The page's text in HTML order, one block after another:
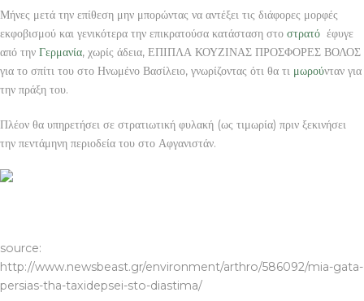
Μήνες μετά την επίθεση μην μπορώντας να αντέξει τις διάφορες μορφές
εκφοβισμού και γενικότερα την επικρατούσα κατάσταση στο στρατό έφυγε
από την Γερμανία, χωρίς άδεια, ΕΠΙΠΛΑ ΚΟΥΖΙΝΑΣ ΠΡΟΣΦΟΡΕΣ ΒΟΛΟΣ
για το σπίτι του στο Ηνωμένο Βασίλειο, γνωρίζοντας ότι θα τι μωρούνταν για
την πράξη του.
Πλέον θα υπηρετήσει σε στρατιωτική φυλακή (ως τιμωρία) πριν ξεκινήσει
την πεντάμηνη περιοδεία του στο Αφγανιστάν.
source:
http://www.newsbeast.gr/environment/arthro/586092/mia-gata-
persias-tha-taxidepsei-sto-diastima/